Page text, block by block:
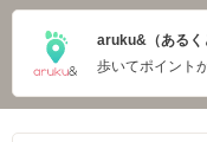
aruku&（あるく
歩いてポイント